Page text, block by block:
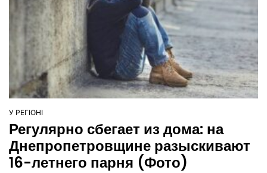
ОПУБЛІКУВАТИ
У
У РЕГІОНІ
Регулярно сбегает из дома: на
Днепропетровщине разыскивают
16-летнего парня (Фото)